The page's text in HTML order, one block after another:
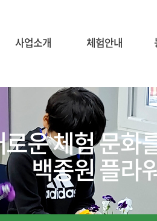
사업소개 체험안내
운 체험 문화
백종원 플라